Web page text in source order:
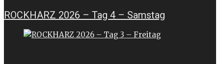
ROCKHARZ 2026 – Tag 4 – Samstag